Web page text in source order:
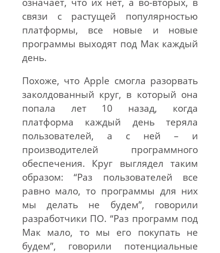
связи с растущей популярностью
платформы, все новые и новые
программы выходят под Мак каждый
день.
Похоже, что Apple смогла разорвать
заколдованный круг, в который она
попала лет 10 назад, когда
платформа каждый день теряла
пользователей, а с ней – и
производителей программного
обеспечения. Круг выглядел таким
образом: “Раз пользователей все
равно мало, то программы для них
мы делать не будем”, говорили
разработчики ПО. “Раз программ под
Мак мало, то мы его покупать не
будем”, говорили потенциальные